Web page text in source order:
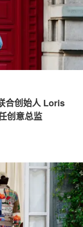
合创始人 Loris
创意总监